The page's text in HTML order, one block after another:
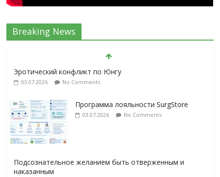
Breaking News
Эротический конфликт по Юнгу
03.07.2026 No Comments
Программа лояльности SurgStore
03.07.2026 No Comments
Подсознательное желанием быть отверженным и
наказанным